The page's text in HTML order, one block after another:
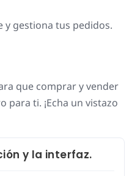
y gestiona tus pedidos.
que comprar y vender
para ti. ¡Echa un vistazo
y la interfaz.